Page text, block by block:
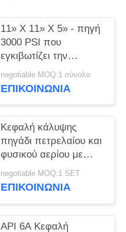
11» Χ 11» Χ 5» - πηγή
3000 PSI που
εγκιβωτίζει την
επικεφαλής διαδικασία
σφυρηλατημένων
negotiable MOQ:1 σύνολο
ΕΠΙΚΟΙΝΩΝΊΑ
Κεφαλή κάλυψης
πηγάδι πετρελαίου και
φυσικού αερίου με
κρεμάστρα κάλυψης
για εξοπλισμό πηγάδι
negotiable MOQ:1 SET
ΕΠΙΚΟΙΝΩΝΊΑ
API 6A Κεφαλή